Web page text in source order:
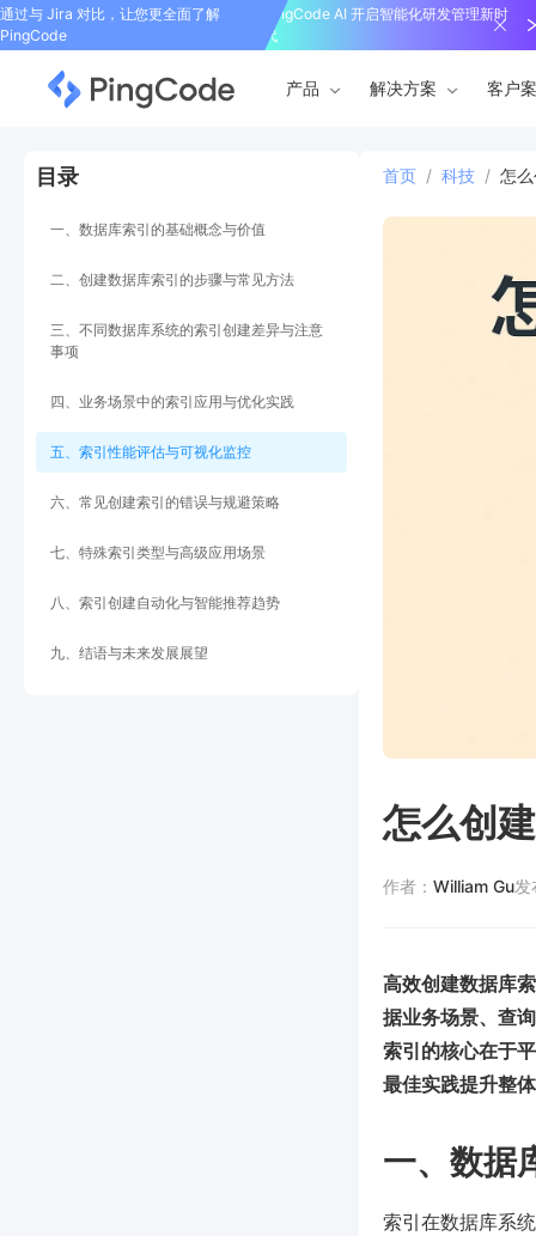
通过与 Jira 对比，让您更全面了解
PingCode
PingCode AI 开启智能化研发管理新时
代
产品 解决方案 客户
目录
一、数据库索引的基础概念与价值
二、创建数据库索引的步骤与常见方法
三、不同数据库系统的索引创建差异与注意
事项
四、业务场景中的索引应用与优化实践
五、索引性能评估与可视化监控
六、常见创建索引的错误与规避策略
七、特殊索引类型与高级应用场景
八、索引创建自动化与智能推荐趋势
九、结语与未来发展展望
首页 / 科技 / 怎
怎么创
作者： William Gu发
高效创建数据库
据业务场景、查
索引的核心在于
最佳实践提升整
一、数据
索引在数据库系